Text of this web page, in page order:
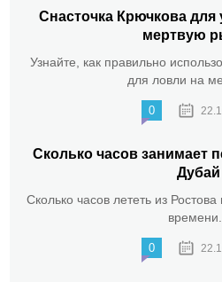
Снасточка Крючкова
мертвую
Узнайте, как правильно
для ловли на
0
Сколько часов занимает
Дубай
Сколько часов лететь из
времени...
0